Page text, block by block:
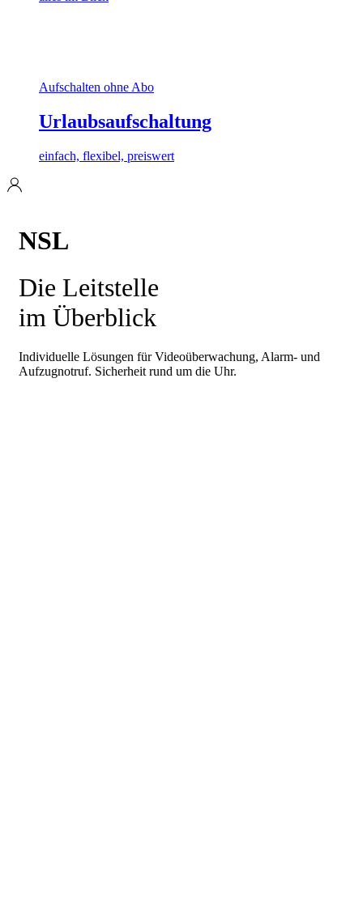
Aufschalten ohne Abo
Urlaubsaufschaltung
einfach, flexibel, preiswert
NSL
Die Leitstelle
im Überblick
Individuelle Lösungen für Videoüberwachung, Alarm- und
Aufzugnotruf. Sicherheit rund um die Uhr.